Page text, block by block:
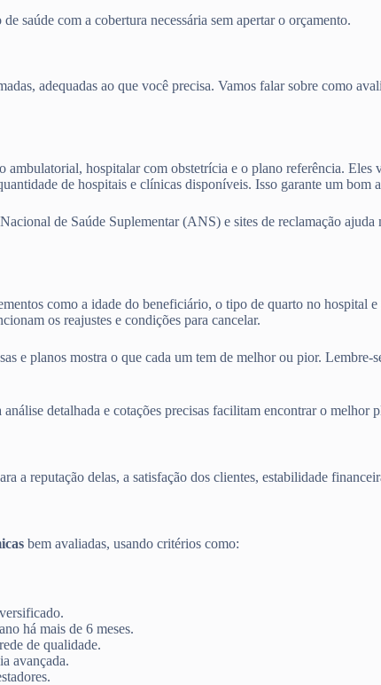
saúde com a cobertura necessária sem apertar o orçamento.
adequadas ao que você precisa. Vamos falar sobre como
hospitalar com obstetrícia e o plano referência.
de hospitais e clínicas disponíveis. Isso garante um bom
de Saúde Suplementar (ANS) e sites de reclamação ajuda
como a idade do beneficiário, o tipo de quarto no hospital
os reajustes e condições para cancelar.
e planos mostra o que cada um tem de melhor ou pior. Lembre-
detalhada e cotações precisas facilitam encontrar o melhor
a reputação delas, a satisfação dos clientes, estabilidade
bem avaliadas, usando critérios como:
há mais de 6 meses.
de qualidade.
avançada.